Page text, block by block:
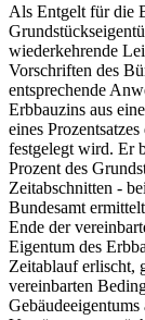
Als Entgelt für die
wiederkehrende
Vorschriften des
entsprechende
Erbbauzins aus
eines
festgelegt wird. Er
Prozent des
Zeitabschnitten -
Bundesamt
Ende der
Eigentum des
Zeitablauf erlischt,
vereinbarten